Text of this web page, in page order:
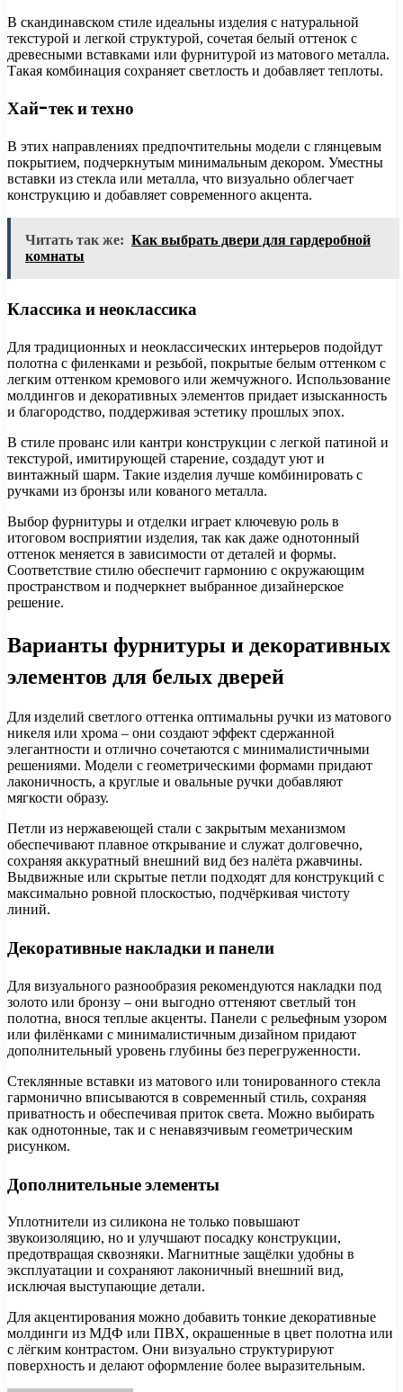
В скандинавском стиле идеальны изделия с натуральной
текстурой и легкой структурой, сочетая белый оттенок с
древесными вставками или фурнитурой из матового металла.
Такая комбинация сохраняет светлость и добавляет теплоты.
Хай-тек и техно
В этих направлениях предпочтительны модели с глянцевым
покрытием, подчеркнутым минимальным декором. Уместны
вставки из стекла или металла, что визуально облегчает
конструкцию и добавляет современного акцента.
Читать так же: Как выбрать двери для гардеробной
комнаты
Классика и неоклассика
Для традиционных и неоклассических интерьеров подойдут
полотна с филенками и резьбой, покрытые белым оттенком с
легким оттенком кремового или жемчужного. Использование
молдингов и декоративных элементов придает изысканность
и благородство, поддерживая эстетику прошлых эпох.
В стиле прованс или кантри конструкции с легкой патиной и
текстурой, имитирующей старение, создадут уют и
винтажный шарм. Такие изделия лучше комбинировать с
ручками из бронзы или кованого металла.
Выбор фурнитуры и отделки играет ключевую роль в
итоговом восприятии изделия, так как даже однотонный
оттенок меняется в зависимости от деталей и формы.
Соответствие стилю обеспечит гармонию с окружающим
пространством и подчеркнет выбранное дизайнерское
решение.
Варианты фурнитуры и декоративных
элементов для белых дверей
Для изделий светлого оттенка оптимальны ручки из матового
никеля или хрома – они создают эффект сдержанной
элегантности и отлично сочетаются с минималистичными
решениями. Модели с геометрическими формами придают
лаконичность, а круглые и овальные ручки добавляют
мягкости образу.
Петли из нержавеющей стали с закрытым механизмом
обеспечивают плавное открывание и служат долговечно,
сохраняя аккуратный внешний вид без налёта ржавчины.
Выдвижные или скрытые петли подходят для конструкций с
максимально ровной плоскостью, подчёркивая чистоту
линий.
Декоративные накладки и панели
Для визуального разнообразия рекомендуются накладки под
золото или бронзу – они выгодно оттеняют светлый тон
полотна, внося теплые акценты. Панели с рельефным узором
или филёнками с минималистичным дизайном придают
дополнительный уровень глубины без перегруженности.
Стеклянные вставки из матового или тонированного стекла
гармонично вписываются в современный стиль, сохраняя
приватность и обеспечивая приток света. Можно выбирать
как однотонные, так и с ненавязчивым геометрическим
рисунком.
Дополнительные элементы
Уплотнители из силикона не только повышают
звукоизоляцию, но и улучшают посадку конструкции,
предотвращая сквозняки. Магнитные защёлки удобны в
эксплуатации и сохраняют лаконичный внешний вид,
исключая выступающие детали.
Для акцентирования можно добавить тонкие декоративные
молдинги из МДФ или ПВХ, окрашенные в цвет полотна или
с лёгким контрастом. Они визуально структурируют
поверхность и делают оформление более выразительным.